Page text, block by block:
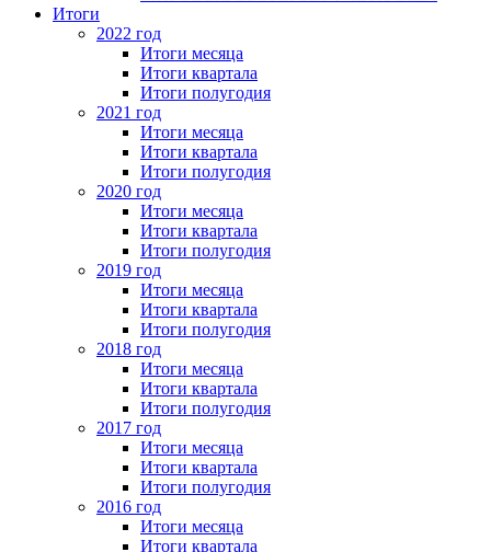
Итоги
2022 год
Итоги месяца
Итоги квартала
Итоги полугодия
2021 год
Итоги месяца
Итоги квартала
Итоги полугодия
2020 год
Итоги месяца
Итоги квартала
Итоги полугодия
2019 год
Итоги месяца
Итоги квартала
Итоги полугодия
2018 год
Итоги месяца
Итоги квартала
Итоги полугодия
2017 год
Итоги месяца
Итоги квартала
Итоги полугодия
2016 год
Итоги месяца
Итоги квартала